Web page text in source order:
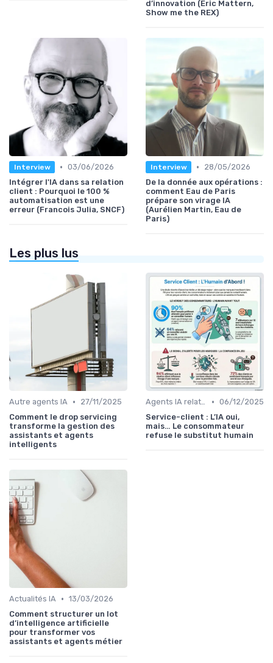
d’innovation (Eric Mattern,
Show me the REX)
Interview • 03/06/2026
Intégrer l'IA dans sa relation
client : Pourquoi le 100 %
automatisation est une
erreur (Francois Julia, SNCF)
Interview •
28/05/2026
De la donnée aux opérations :
comment Eau de Paris
prépare son virage IA
(Aurélien Martin, Eau de
Paris)
Les plus lus
Autre agents IA •
27/11/2025
Comment le drop servicing
transforme la gestion des
assistants et agents
intelligents
Agents IA relation client • 06/12/2025
Service-client : L’IA oui,
mais… Le consommateur
refuse le substitut humain
Actualités IA • 13/03/2026
Comment structurer un lot
d’intelligence artificielle
pour transformer vos
assistants et agents métier